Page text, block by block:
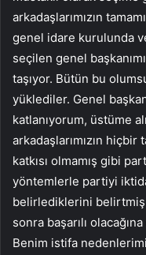
arkadaşlarımızın
genel idare kurulunda
seçilen genel
taşıyor. Bütün bu
yüklediler. Genel
katlanıyorum, üstüme
arkadaşlarımızın hiçbir
katkısı olmamış gibi
yöntemlerle partiyi
belirlediklerini belirtmiş
sonra başarılı
Benim istifa